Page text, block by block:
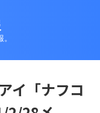
イ「ナフコ